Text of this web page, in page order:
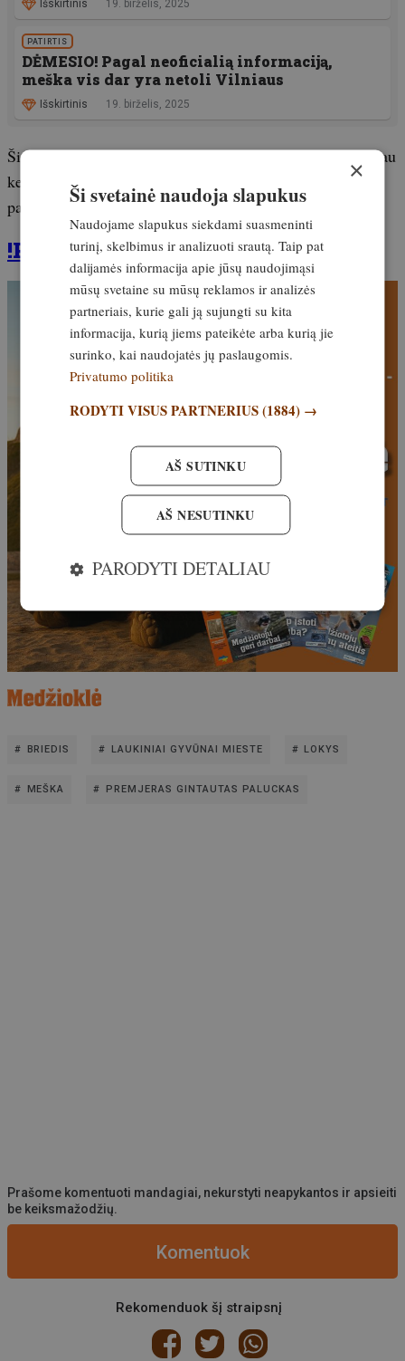
Išskirtinis 19. birželis, 2025
PATIRTIS
DĖMESIO! Pagal neoficialią informaciją,
meška vis dar yra netoli Vilniaus
Išskirtinis 19. birželis, 2025
Šis atvejis tapo rimtu signalu – laukiniai žvėrys vis dažniau
kerta ribą tarp miško ir miesto, o valstybė turi būti
pasiruošusi realiai, o ne teoriškai.
!PRENUMERUOKITE žurnalą!
BRIEDIS LAUKINIAI GYVŪNAI MIESTE LOKYS
MEŠKA PREMJERAS GINTAUTAS PALUCKAS
Prašome komentuoti mandagiai, nekurstyti neapykantos ir apsieiti
be keiksmažodžių.
Komentuok
Rekomenduok šį straipsnį
×
Ši svetainė naudoja slapukus
Naudojame slapukus siekdami suasmeninti
turinį, skelbimus ir analizuoti srautą. Taip pat
dalijamės informacija apie jūsų naudojimąsi
mūsų svetaine su mūsų reklamos ir analizės
partneriais, kurie gali ją sujungti su kita
informacija, kurią jiems pateikėte arba kurią jie
surinko, kai naudojatės jų paslaugomis.
Privatumo politika
RODYTI VISUS PARTNERIUS(1884) →
AŠ SUTINKU
AŠ NESUTINKU
PARODYTI DETALIAU